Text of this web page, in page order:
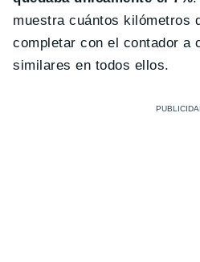
muestra cuántos kilómetros
completar con el contador a
similares en todos ellos.